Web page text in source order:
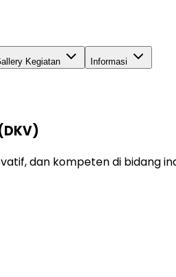
Kegiatan Informasi
dan kompeten di bidang